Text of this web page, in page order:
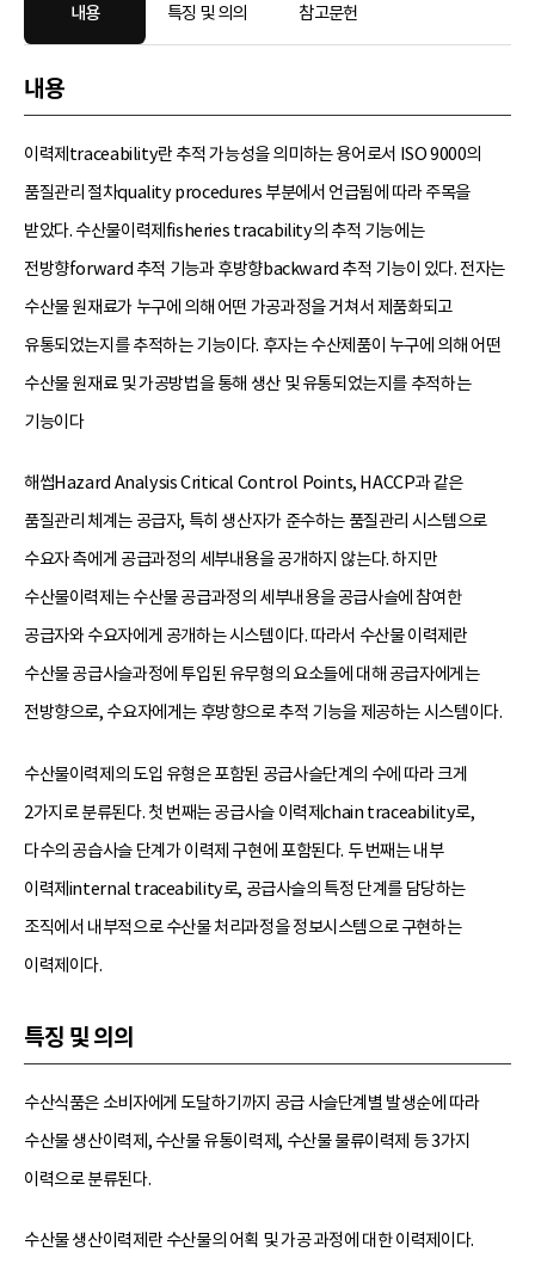
내용 특징 및 의의 참고문헌
내용
이력제traceability란 추적 가능성을 의미하는 용어로서 ISO 9000의
품질관리 절차quality procedures 부분에서 언급됨에 따라 주목을
받았다. 수산물이력제fisheries tracability의 추적 기능에는
전방향forward 추적 기능과 후방향backward 추적 기능이 있다. 전자는
수산물 원재료가 누구에 의해 어떤 가공과정을 거쳐서 제품화되고
유통되었는지를 추적하는 기능이다. 후자는 수산제품이 누구에 의해 어떤
수산물 원재료 및 가공방법을 통해 생산 및 유통되었는지를 추적하는
기능이다
해썹Hazard Analysis Critical Control Points, HACCP과 같은
품질관리 체계는 공급자, 특히 생산자가 준수하는 품질관리 시스템으로
수요자 측에게 공급과정의 세부내용을 공개하지 않는다. 하지만
수산물이력제는 수산물 공급과정의 세부내용을 공급사슬에 참여한
공급자와 수요자에게 공개하는 시스템이다. 따라서 수산물 이력제란
수산물 공급사슬과정에 투입된 유무형의 요소들에 대해 공급자에게는
전방향으로, 수요자에게는 후방향으로 추적 기능을 제공하는 시스템이다.
수산물이력제의 도입 유형은 포함된 공급사슬단계의 수에 따라 크게
2가지로 분류된다. 첫 번째는 공급사슬 이력제chain traceability로,
다수의 공습사슬 단계가 이력제 구현에 포함된다. 두 번째는 내부
이력제internal traceability로, 공급사슬의 특정 단계를 담당하는
조직에서 내부적으로 수산물 처리과정을 정보시스템으로 구현하는
이력제이다.
특징 및 의의
수산식품은 소비자에게 도달하기까지 공급 사슬단계별 발생순에 따라
수산물 생산이력제, 수산물 유통이력제, 수산물 물류이력제 등 3가지
이력으로 분류된다.
수산물 생산이력제란 수산물의 어획 및 가공 과정에 대한 이력제이다.